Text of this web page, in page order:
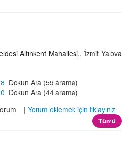
Altınkent Mahallesi,, İ̇zmit Yalova
Dokun Ara (59 arama)
Dokun Ara (44 arama)
| Yorum eklemek için tıklayınız
Tümü